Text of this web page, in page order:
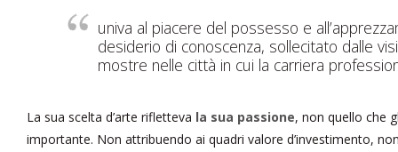
univa al piacere del possesso e
desiderio di conoscenza, sollecitato dalle
mostre nelle città in cui la carriera
La sua scelta d’arte rifletteva la sua passione, non quello che
importante. Non attribuendo ai quadri valore d’investimento,